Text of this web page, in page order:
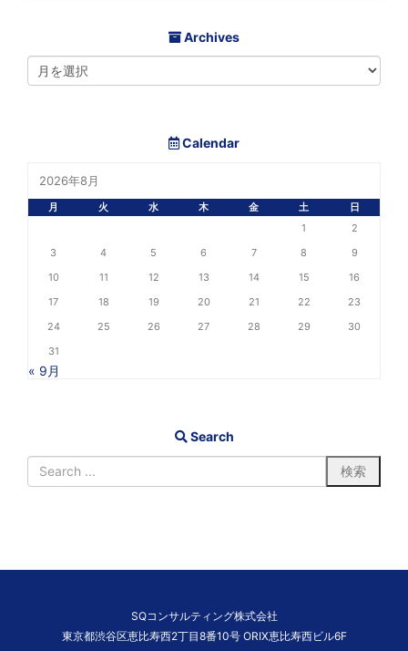
Archives
Calendar
2026年8月
月 火 水 木 金 土
日
1
2
3
4 5 6 7 8
9
10
11 12 13 14 15
16
17
18 19 20 21 22
23
24
25 26 27 28 29
30
31
« 9月
Search
SQコンサルティング株式会社
東京都渋谷区恵比寿西2丁目8番10号 ORIX恵比寿西ビル6F